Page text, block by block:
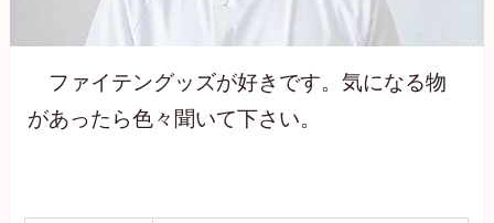
ファイテングッズが好きです。気になる物
があったら色々聞いて下さい。